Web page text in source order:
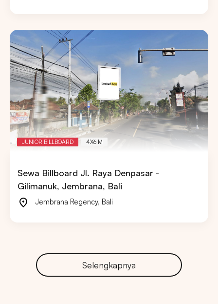
JUNIOR BILLBOARD 4X6 M
Sewa Billboard Jl. Raya Denpasar -
Gilimanuk, Jembrana, Bali
Jembrana Regency, Bali
Selengkapnya